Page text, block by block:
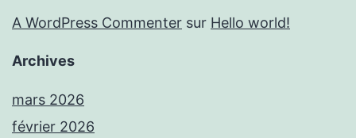
A WordPress Commenter sur Hello world!
Archives
mars 2026
février 2026